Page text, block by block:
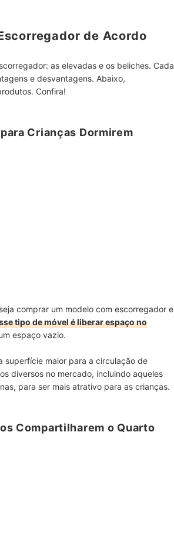
de Acordo
as elevadas e os beliches. Cada
e desvantagens. Abaixo,
Confira!
Crianças Dormirem
comprar um modelo com escorregador e
tipo de móvel é liberar espaço no
espaço vazio.
superfície maior para a circulação de
diversos no mercado, incluindo aqueles
para ser mais atrativo para as crianças.
Compartilharem o Quarto